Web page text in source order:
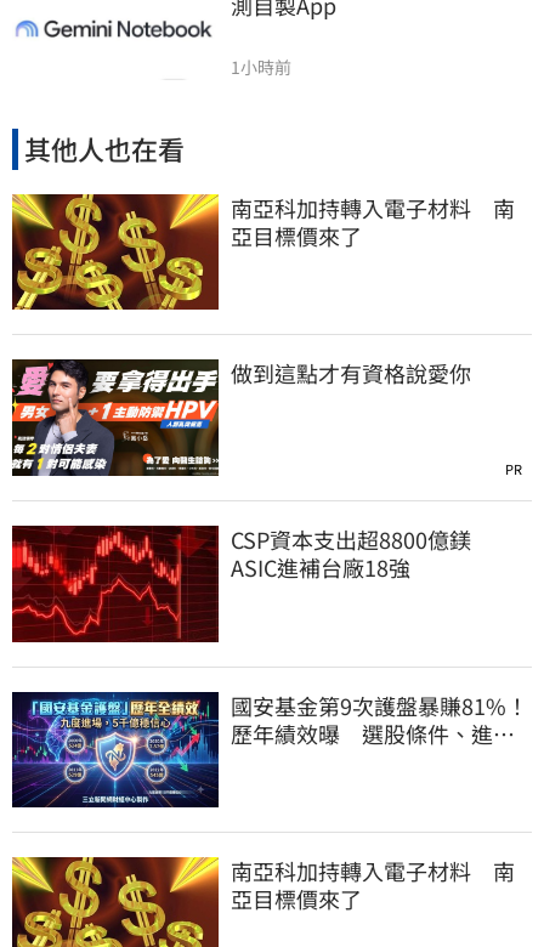
1小時前
其他人也在看
南亞科加持轉入電子材料 南
亞目標價來了
做到這點才有資格說愛你
PR
CSP資本支出超8800億鎂
ASIC進補台廠18強
國安基金第9次護盤暴賺81%！
歷年績效曝 選股條件、進場
南亞科加持轉入電子材料 南
亞目標價來了